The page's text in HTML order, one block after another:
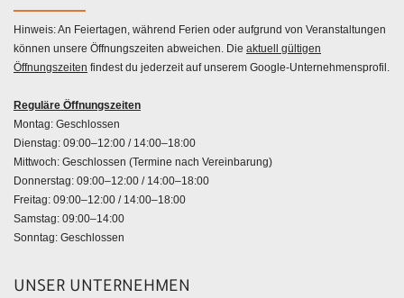
Hinweis: An Feiertagen, während Ferien oder aufgrund von Veranstaltungen
können unsere Öffnungszeiten abweichen. Die aktuell gültigen
Öffnungszeiten findest du jederzeit auf unserem Google-Unternehmensprofil.
Reguläre Öffnungszeiten
Montag: Geschlossen
Dienstag: 09:00–12:00 / 14:00–18:00
Mittwoch: Geschlossen (Termine nach Vereinbarung)
Donnerstag: 09:00–12:00 / 14:00–18:00
Freitag: 09:00–12:00 / 14:00–18:00
Samstag: 09:00–14:00
Sonntag: Geschlossen
UNSER UNTERNEHMEN